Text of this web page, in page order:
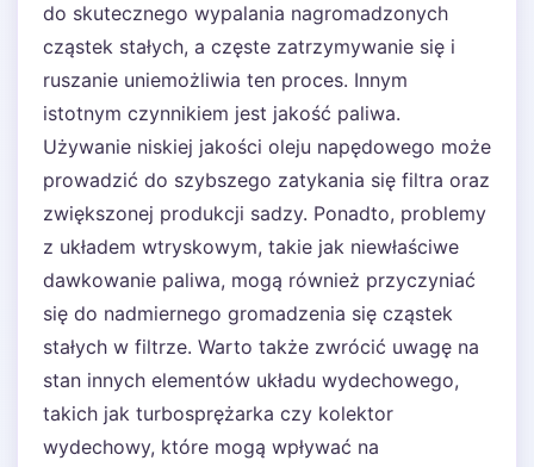
do skutecznego wypalania nagromadzonych
cząstek stałych, a częste zatrzymywanie się i
ruszanie uniemożliwia ten proces. Innym
istotnym czynnikiem jest jakość paliwa.
Używanie niskiej jakości oleju napędowego może
prowadzić do szybszego zatykania się filtra oraz
zwiększonej produkcji sadzy. Ponadto, problemy
z układem wtryskowym, takie jak niewłaściwe
dawkowanie paliwa, mogą również przyczyniać
się do nadmiernego gromadzenia się cząstek
stałych w filtrze. Warto także zwrócić uwagę na
stan innych elementów układu wydechowego,
takich jak turbosprężarka czy kolektor
wydechowy, które mogą wpływać na